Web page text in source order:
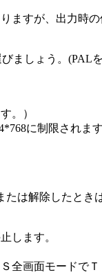
ますが、出力時
ましょう。(PAL
。）
に制限されま
は解除したとき
します。
全画面モードで